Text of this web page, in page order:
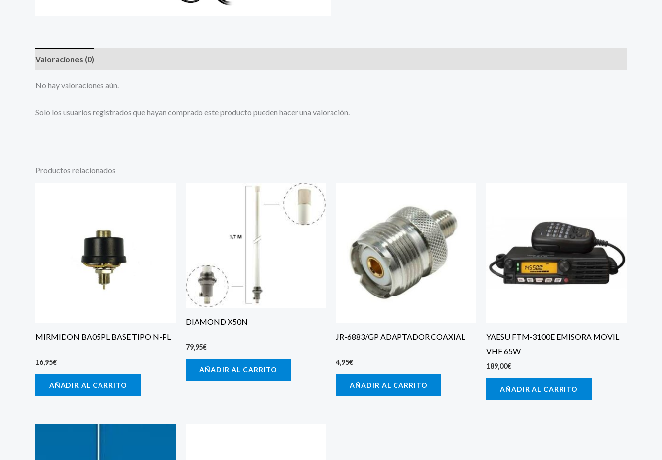
Valoraciones (0)
No hay valoraciones aún.
Solo los usuarios registrados que hayan comprado este producto pueden hacer una valoración.
Productos relacionados
MIRMIDON BA05PL BASE TIPO N-PL
16,95€
AÑADIR AL CARRITO
DIAMOND X50N
79,95€
AÑADIR AL CARRITO
JR-6883/GP ADAPTADOR COAXIAL
4,95€
AÑADIR AL CARRITO
YAESU FTM-3100E EMISORA MOVIL
VHF 65W
189,00€
AÑADIR AL CARRITO